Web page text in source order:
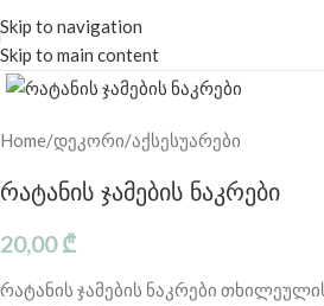
Skip to navigation
Skip to main content
Click to enlarge
Home/დეკორი/აქსესუარები
რატანის ჯამების ნაკრები
20,00₾
რატანის ჯამების ნაკრები